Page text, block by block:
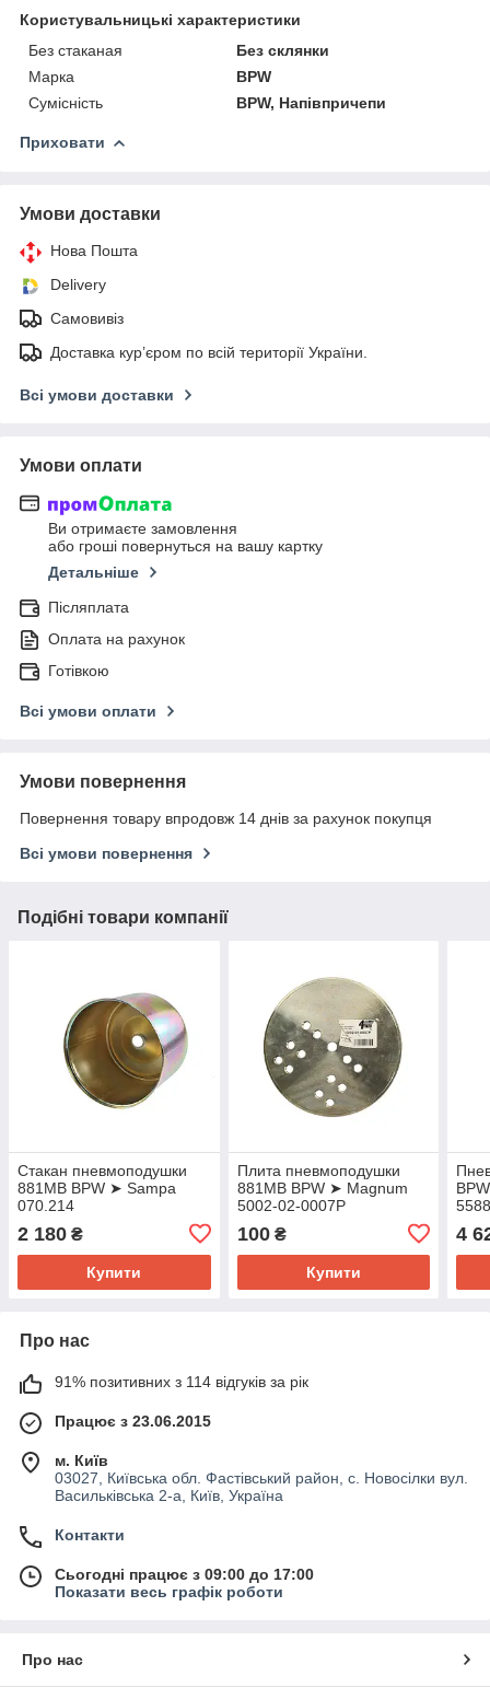
Користувальницькі характеристики
Без стаканая
Без склянки
Марка
BPW
Сумісність
BPW, Напівпричепи
Приховати
Умови доставки
Нова Пошта
Delivery
Самовивіз
Доставка кур’єром по всій території України.
Всі умови доставки
Умови оплати
Ви отримаєте замовлення
або гроші повернуться на вашу картку
Детальніше
Післяплата
Оплата на рахунок
Готівкою
Всі умови оплати
Умови повернення
Повернення товару впродовж 14 днів за рахунок покупця
Всі умови повернення
Подібні товари компанії
Стакан пневмоподушки
881MB BPW ➤ Sampa
070.214
2 180 ₴
Купити
Плита пневмоподушки
881MB BPW ➤ Magnum
5002-02-0007P
100₴
Купити
4
Про нас
91% позитивних з 114 відгуків за рік
Працює з 23.06.2015
м. Київ
03027, Київська обл. Фастівський район, с. Новосілки вул.
Васильківська 2-а, Київ, Україна
Контакти
Сьогодні працює з 09:00 до 17:00
Показати весь графік роботи
Про нас